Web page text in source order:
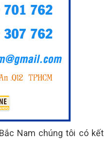
Nam chúng tôi có kết